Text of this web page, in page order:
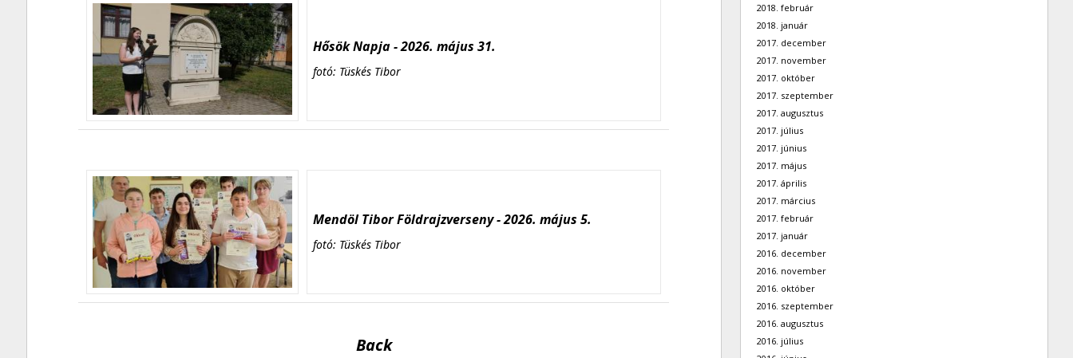
Hősök Napja - 2026. május 31.
fotó: Tüskés Tibor
Mendöl Tibor Földrajzverseny - 2026. május 5.
fotó: Tüskés Tibor
Back
2018. február
2018. január
2017. december
2017. november
2017. október
2017. szeptember
2017. augusztus
2017. július
2017. június
2017. május
2017. április
2017. március
2017. február
2017. január
2016. december
2016. november
2016. október
2016. szeptember
2016. augusztus
2016. július